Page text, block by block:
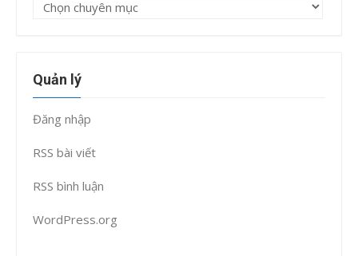
Chuyên
Quản lý
Đăng nhập
RSS bài viết
RSS bình luận
WordPress.org